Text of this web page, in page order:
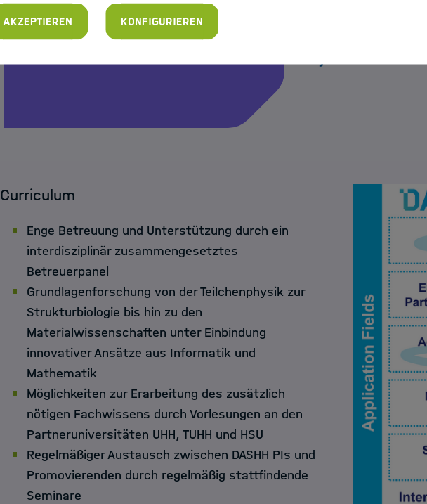
Alumna der DASHH. Sie erforschte,
Bilder von Biomolekülen machen
Curriculum
Enge Betreuung und Unterstützung durch ein
interdisziplinär zusammengesetztes
Betreuerpanel
Grundlagenforschung von der Teilchenphysik zur
Strukturbiologie bis hin zu den
Materialwissenschaften unter Einbindung
innovativer Ansätze aus Informatik und
Mathematik
Möglichkeiten zur Erarbeitung des zusätzlich
nötigen Fachwissens durch Vorlesungen an den
Partneruniversitäten UHH, TUHH und HSU
Regelmäßiger Austausch zwischen DASHH PIs und
Promovierenden durch regelmäßig stattfindende
Seminare
Akzeptieren Konfigurieren